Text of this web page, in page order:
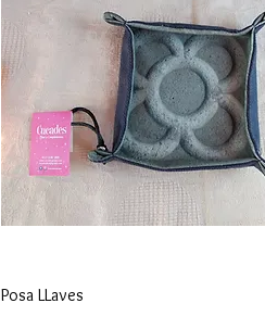
Posa LLaves